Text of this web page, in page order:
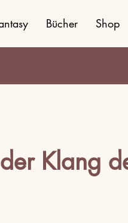
Bücher Shop
Klang